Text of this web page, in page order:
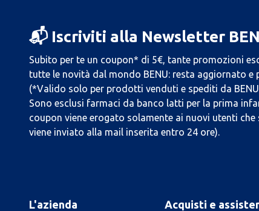
📬 Iscriviti alla Newsletter
Subito per te un coupon* di 5€, tante promozioni
tutte le novità dal mondo BENU: resta aggiornato
(*Valido solo per prodotti venduti e spediti da
Sono esclusi farmaci da banco latti per la prima
coupon viene erogato solamente ai nuovi utenti
viene inviato alla mail inserita entro 24 ore).
L'azienda Acquisti e